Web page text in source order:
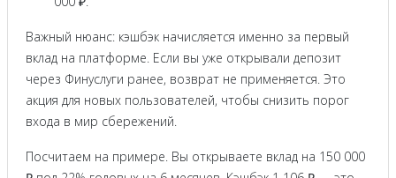
Важный нюанс: кэшбэк начисляется именно за первый
вклад на платформе. Если вы уже открывали депозит
через Финуслуги ранее, возврат не применяется. Это
акция для новых пользователей, чтобы снизить порог
входа в мир сбережений.
Посчитаем на примере. Вы открываете вклад на 150 000